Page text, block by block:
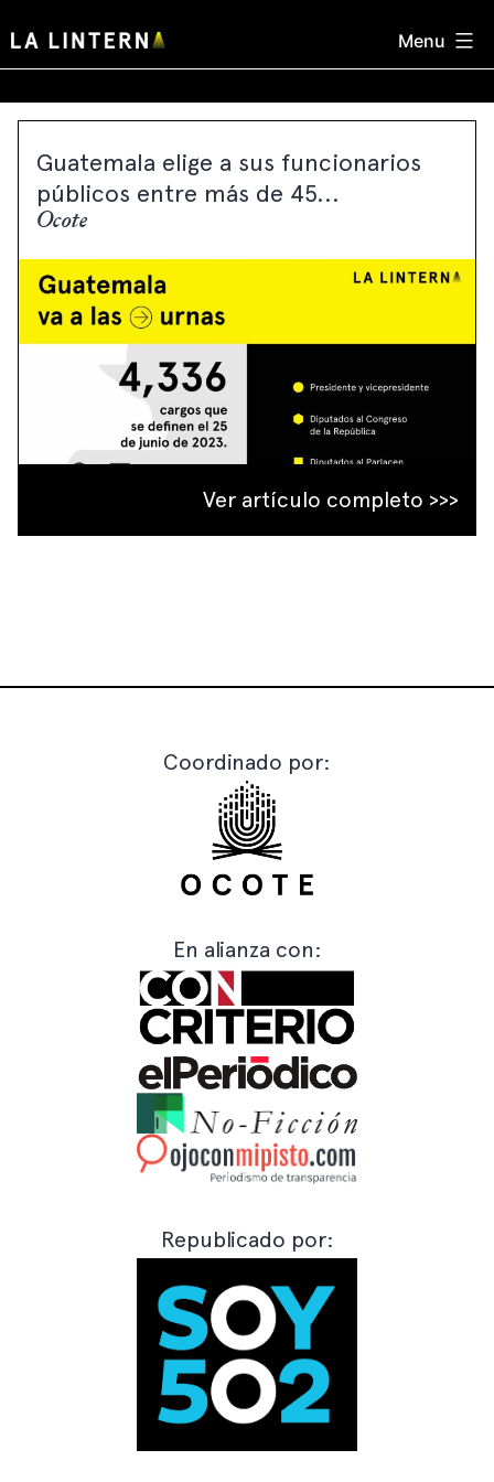
to
Menu
Guatemala elige a sus funcionarios
públicos entre más de 45...
Ocote
Ver artículo completo >>>
Coordinado por:
En alianza con:
Republicado por: